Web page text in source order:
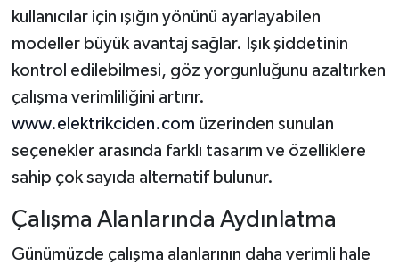
kullanıcılar için ışığın yönünü ayarlayabilen
modeller büyük avantaj sağlar. Işık şiddetinin
kontrol edilebilmesi, göz yorgunluğunu azaltırken
çalışma verimliliğini artırır.
www.elektrikciden.com üzerinden sunulan
seçenekler arasında farklı tasarım ve özelliklere
sahip çok sayıda alternatif bulunur.
Çalışma Alanlarında Aydınlatma
Günümüzde çalışma alanlarının daha verimli hale